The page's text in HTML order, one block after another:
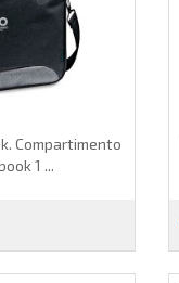
Compartimento
1 ...